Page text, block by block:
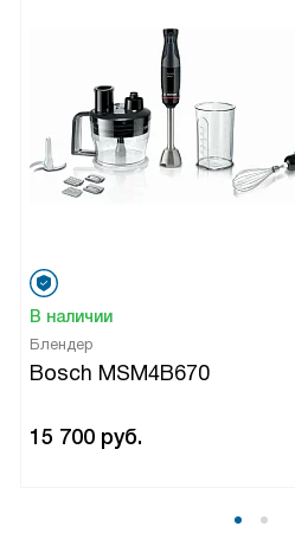
В наличии
Блендер
Bosch MSM4B670
15 700 руб.